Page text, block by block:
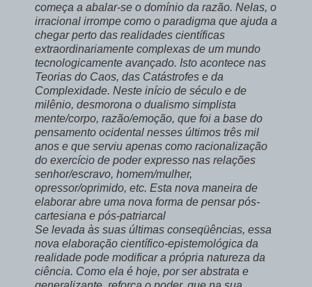
começa a abalar-se o domínio da razão. Nelas, o
irracional irrompe como o paradigma que ajuda a
chegar perto das realidades científicas
extraordinariamente complexas de um mundo
tecnologicamente avançado. Isto acontece nas
Teorias do Caos, das Catástrofes e da
Complexidade. Neste início de século e de
milênio, desmorona o dualismo simplista
mente/corpo, razão/emoção, que foi a base do
pensamento ocidental nesses últimos três mil
anos e que serviu apenas como racionalização
do exercício de poder expresso nas relações
senhor/escravo, homem/mulher,
opressor/oprimido, etc. Esta nova maneira de
elaborar abre uma nova forma de pensar pós-
cartesiana e pós-patriarcal
Se levada às suas últimas conseqüências, essa
nova elaboração científico-epistemológica da
realidade pode modificar a própria natureza da
ciência. Como ela é hoje, por ser abstrata e